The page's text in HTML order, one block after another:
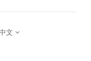
文